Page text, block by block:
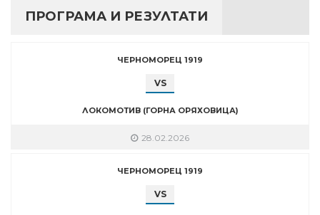
ПРОГРАМА И РЕЗУЛТАТИ
ЧЕРНОМОРЕЦ 1919
VS
ЛОКОМОТИВ (ГОРНА ОРЯХОВИЦА)
28.02.2026
ЧЕРНОМОРЕЦ 1919
VS